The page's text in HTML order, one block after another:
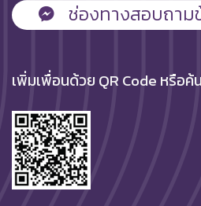
ช่องทางสอบถาม
เพิ่มเพื่อนด้วย QR Code หรือค้